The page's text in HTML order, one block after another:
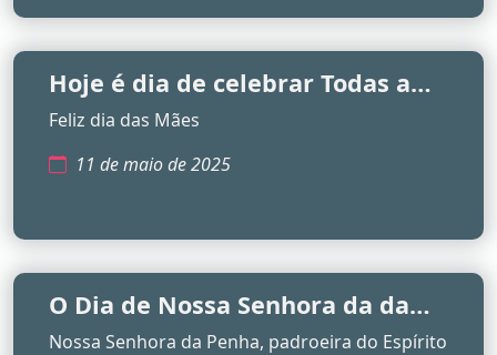
Hoje é dia de celebrar Todas a
mães
Feliz dia das Mães
11 de maio de 2025
O Dia de Nossa Senhora da da
Penha
Nossa Senhora da Penha, padroeira do Espírito